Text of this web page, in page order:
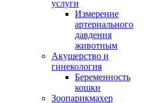
услуги
Измерение
артериального
давдения
животным
Акушерство и
гинекология
Беременность
кошки
Зоопарикмахер